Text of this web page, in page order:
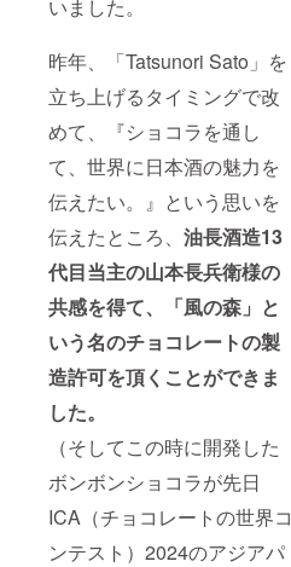
いました。
昨年、「Tatsunori Sato」を
立ち上げるタイミングで改
めて、『ショコラを通し
て、世界に日本酒の魅力を
伝えたい。』という思いを
伝えたところ、 油長酒造13
代目当主の山本長兵衛様の
共感を得て、
「風の森」と
いう名のチョコレートの製
造許可を頂くことができま
した。
（そしてこの時に開発した
ボンボンショコラが先日
ICA（チョコレートの世界コ
ンテスト）2024のアジアパ